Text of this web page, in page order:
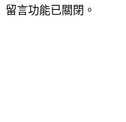
留言功能已關閉。